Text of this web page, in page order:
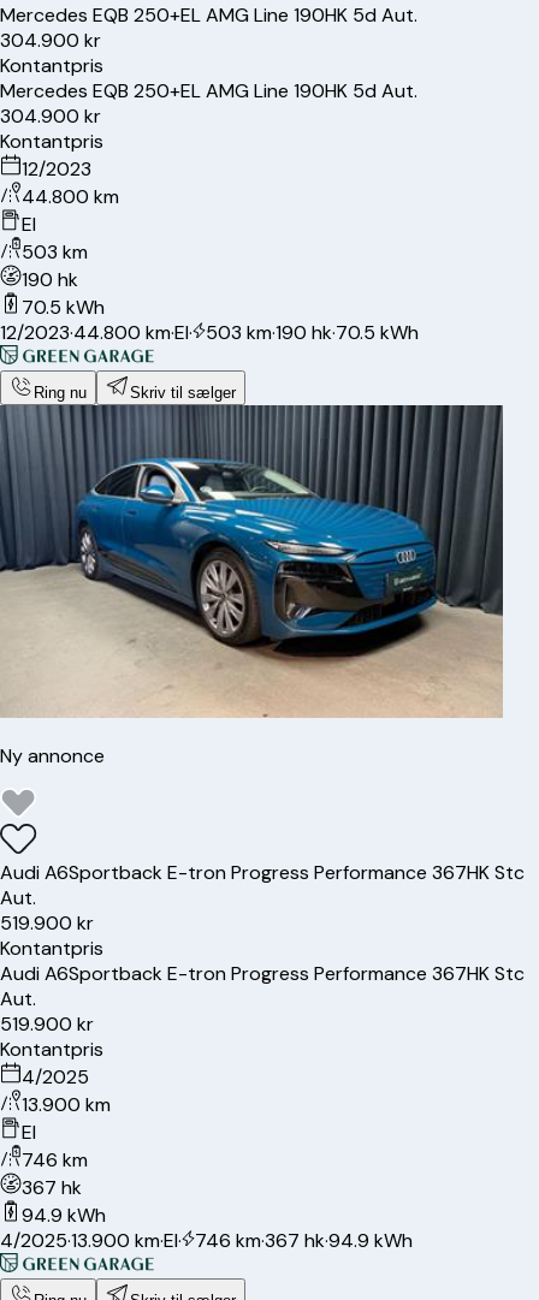
Mercedes EQB 250+EL AMG Line 190HK 5d Aut.
304.900 kr
Kontantpris
Mercedes EQB 250+EL AMG Line 190HK 5d Aut.
304.900 kr
Kontantpris
12/2023
44.800 km
El
503 km
190 hk
70.5 kWh
12/2023·44.800 km·El· 503 km·190 hk·70.5 kWh
Ring nu Skriv til sælger
Ny annonce
AudiA6Sportback E-tron Progress Performance 367HK Stc
Aut.
519.900 kr
Kontantpris
AudiA6Sportback E-tron Progress Performance 367HK Stc
Aut.
519.900 kr
Kontantpris
4/2025
13.900 km
El
746 km
367 hk
94.9 kWh
4/2025·13.900 km·El· 746 km·367 hk·94.9 kWh